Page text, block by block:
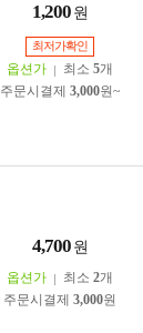
1,200 원
최저가확인
옵션가 최소 5개
주문시결제 3,000원~
4,700 원
옵션가 최소 2개
주문시결제 3,000원